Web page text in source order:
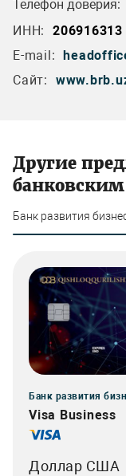
Телефон доверия:
ИНН:
206916313
E-mail:
Сайт:
Другие
Банк развития
Банк развития
Visa Business
Доллар США